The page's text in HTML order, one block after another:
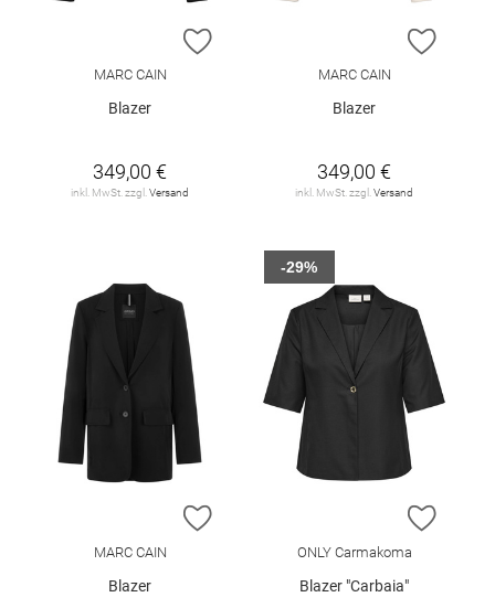
ZUR WUNSCHLISTE HINZUFÜGEN
MARC CAIN
Blazer
349,00 €
inkl. MwSt. zzgl. Versand
ZUR
MARC CAIN
Blazer
349,00 €
inkl. MwSt. zzgl. Versand
ZUR WUNSCHLISTE HINZUFÜGEN
MARC CAIN
Blazer
ZUR
ONLY Carmakoma
Blazer "Carbaia"
-29%